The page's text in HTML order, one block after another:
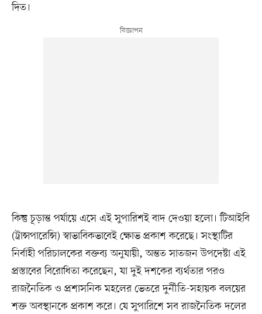
দিত।
কিন্তু চূড়ান্ত পর্যায়ে এসে এই সুপারিশই বাদ দেওয়া হলো। টিআইবি
(ট্রান্সপারেন্সি) স্বাভাবিকভাবেই ক্ষোভ প্রকাশ করেছে। সংস্থাটির
নির্বাহী পরিচালকের বক্তব্য অনুযায়ী, অন্তত সাতজন উপদেষ্টা এই
প্রস্তাবের বিরোধিতা করেছেন, যা দুই দশকের ব্যর্থতার পরও
রাজনৈতিক ও প্রশাসনিক মহলের ভেতরে দুর্নীতি-সহায়ক বলয়ের
শক্ত অবস্থানকে প্রকাশ করে। যে সুপারিশে সব রাজনৈতিক দলের